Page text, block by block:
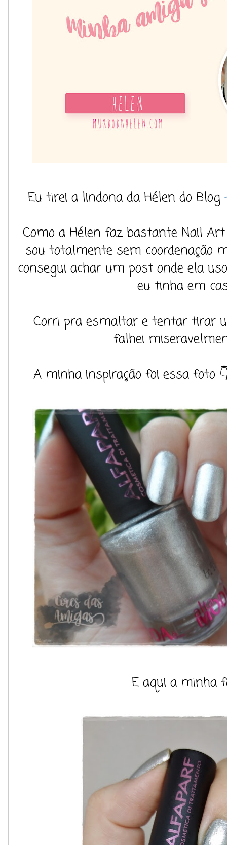
Eu tirei a lindona da Hélen do Blog
Como a Hélen faz bastante Nail
sou totalmente sem coordenação
consegui achar um post onde ela
eu tinha em
Corri pra esmaltar e tentar tirar
falhei
A minha inspiração foi essa foto
E aqui a minha